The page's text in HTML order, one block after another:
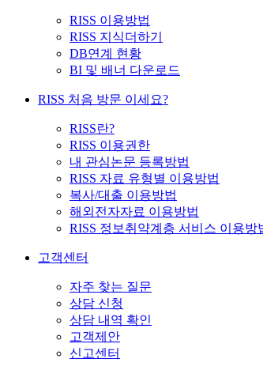
RISS 이용방법
RISS 지식더하기
DB연계 현황
BI 및 배너 다운로드
RISS 처음 방문 이세요?
RISS란?
RISS 이용권한
내 관심논문 등록방법
RISS 자료 유형별 이용방법
복사/대출 이용방법
해외전자자료 이용방법
RISS 정보취약계층 서비스 이용방
고객센터
자주 찾는 질문
상담 신청
상담 내역 확인
고객제안
신고센터